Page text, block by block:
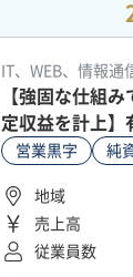
IT、WEB、情報通
【強固な仕組
定収益を計上】
した不動産情報
営業黒字 純
地域
売上高
従業員数